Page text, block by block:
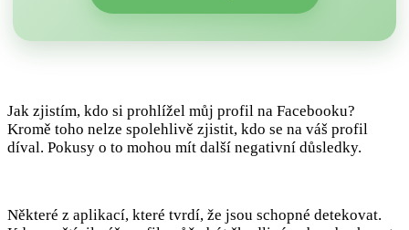
Jak zjistím, kdo si prohlížel můj profil na Facebooku?
Kromě toho nelze spolehlivě zjistit, kdo se na váš profil
díval. Pokusy o to mohou mít další negativní důsledky.
Některé z aplikací, které tvrdí, že jsou schopné detekovat.